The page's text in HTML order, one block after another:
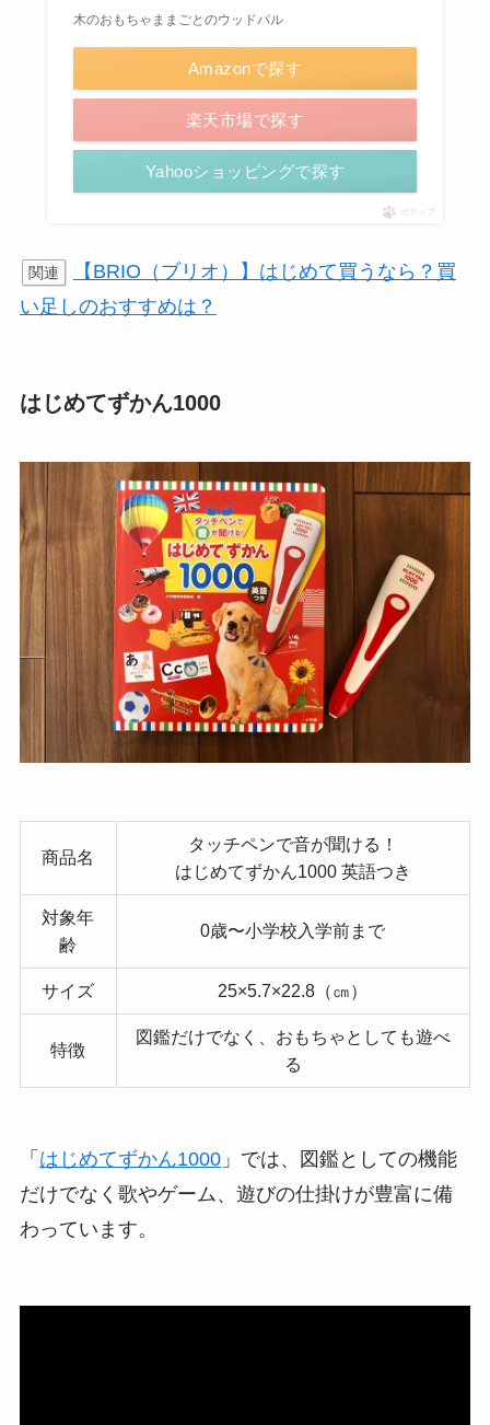
木のおもちゃままごとのウッドパル
Amazonで探す
楽天市場で探す
Yahooショッピングで探す
ポチップ
関連
【BRIO（ブリオ）】はじめて買うなら？買
い足しのおすすめは？
はじめてずかん1000
商品名
タッチペンで音が聞ける！
はじめてずかん1000 英語つき
対象年
齢
0歳〜小学校入学前まで
サイズ 25×5.7×22.8（㎝）
特徴
図鑑だけでなく、おもちゃとしても遊べ
る
「 はじめてずかん1000」では、図鑑としての機能
だけでなく歌やゲーム、遊びの仕掛けが豊富に備
わっています。